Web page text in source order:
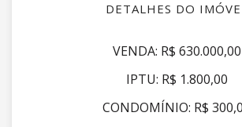
DETALHES DO
VENDA: R$ 630.000,00
IPTU: R$ 1.800,00
CONDOMÍNIO: R$